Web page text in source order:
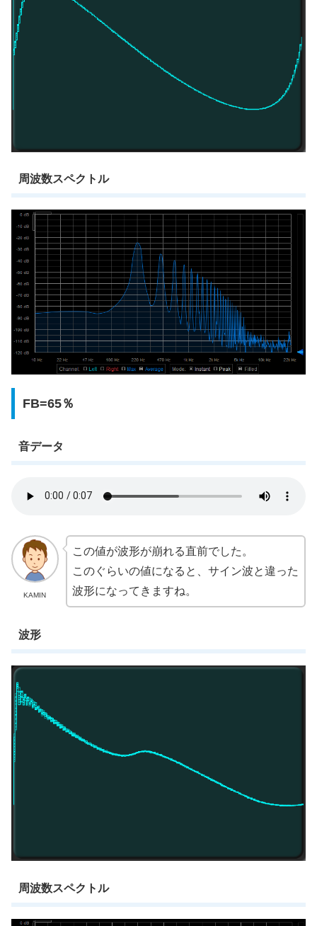
周波数スペクトル
FB=65％
音データ
KAMIN
この値が波形が崩れる直前でした。
このぐらいの値になると、サイン波と違った
波形になってきますね。
波形
周波数スペクトル